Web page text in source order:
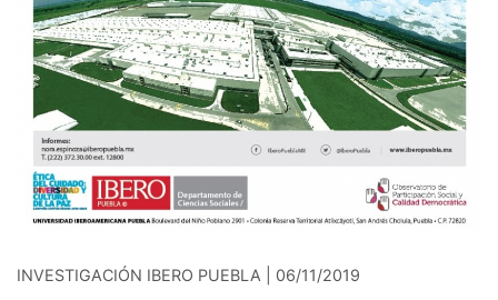
INVESTIGACIÓN IBERO PUEBLA | 06/11/2019